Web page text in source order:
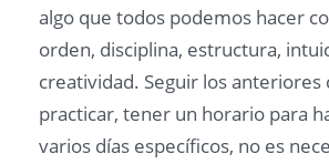
algo que todos podemos hacer
orden, disciplina, estructura,
creatividad. Seguir los anteriores
practicar, tener un horario para
varios días específicos, no es